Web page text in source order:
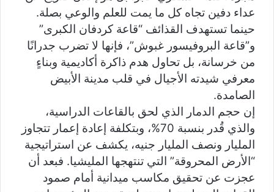
عداء دفين تجاه كل ما يمت للعلم والوعي بصلة.
حينما تستهدف القذائف “قاعة كردفان الكبرى”
و”قاعة البروفيسور غبوش”، فإنها لا تضرب جدرانًا
من خرسانة، بل تحاول هدم ذاكرة أكاديمية وبناءٍ
معرفي شيدته الأجيال في قلب مدينة الأبيض
الصامدة.
إن حجم الدمار الذي لحق بالقاعات الدراسية،
والذي قُدر بنسبة 70%، وبتكلفة إعادة إعمار تتجاوز
المليار ونصف المليار جنيه، يكشف عن استراتيجية
“الأرض المحروقة” التي تنتهجها المليشيا. فبعد أن
عجزت عن تحقيق مكاسب ميدانية أمام صمود